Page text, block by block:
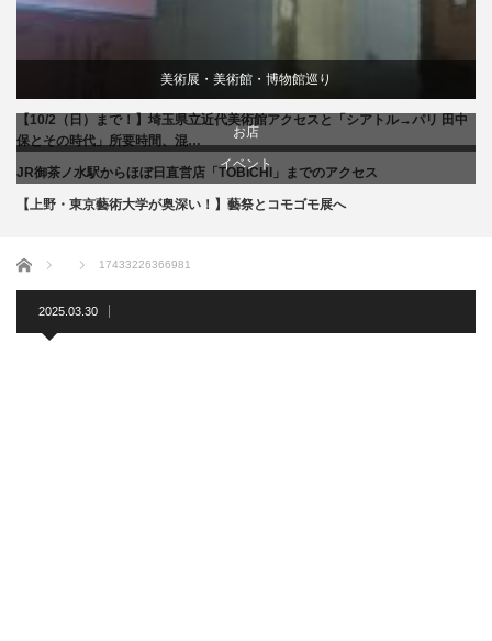
美術展・美術館・博物館巡り
【10/2（日）まで！】埼玉県立近代美術館アクセスと「シアトル→パリ 田中
保とその時代」所要時間、混…
お店
JR御茶ノ水駅からほぼ日直営店「TOBICHI」までのアクセス
イベント
お店
【上野・東京藝術大学が奥深い！】藝祭とコモゴモ展へ
ホーム 17433226366981
2025.03.30